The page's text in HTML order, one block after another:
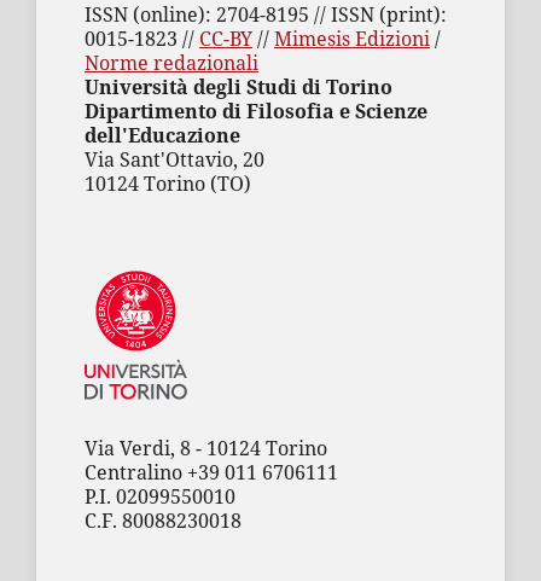
ISSN (online): 2704-8195 // ISSN (print):
0015-1823 // CC-BY//Mimesis Edizioni/
Norme redazionali
Università degli Studi di Torino
Dipartimento di Filosofia e Scienze
dell'Educazione
Via Sant'Ottavio, 20
10124 Torino (TO)
Via Verdi, 8 - 10124 Torino
Centralino +39 011 6706111
P.I. 02099550010
C.F. 80088230018